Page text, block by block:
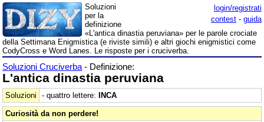
login/registrati
contest - guida
Soluzioni
per la
definizione
«L'antica dinastia peruviana» per le parole crociate
della Settimana Enigmistica (e riviste simili) e altri giochi enigmistici come
CodyCross e Word Lanes. Le risposte per i cruciverba.
Soluzioni Cruciverba - Definizione:
L'antica dinastia peruviana
Soluzioni - quattro lettere: INCA
Curiosità da non perdere!